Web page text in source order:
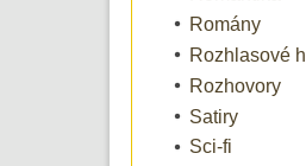
Romány
Rozhlasové
Rozhovory
Satiry
Sci-fi